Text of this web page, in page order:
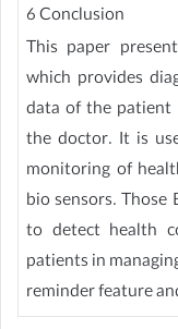
6 Conclusion
This paper
which provides
data of the patient
the doctor. It is
monitoring of
bio sensors.
to detect health
patients in
reminder feature